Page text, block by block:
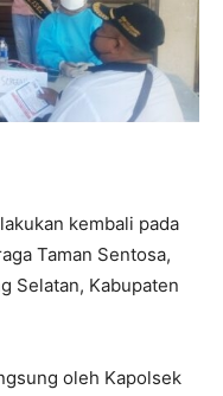
kembali pada
Taman Sentosa,
Selatan, Kabupaten
oleh Kapolsek